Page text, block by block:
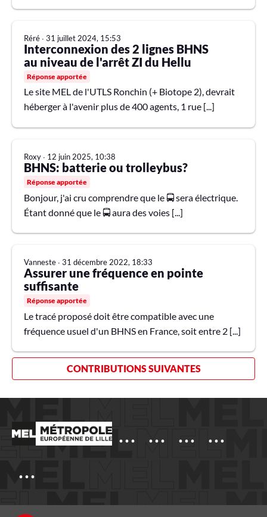
Réré ∙ 31 juillet 2024, 15:53
Interconnexion des 2 lignes BHNS
au niveau de l'arrêt ZI du Hellu
Réponse apportée
Le site MEL de l'UTLS Ronchin (+ Biotope 2), devrait
héberger à l'avenir plus de 400 agents, 1 rue [...]
Roxy ∙ 12 juin 2025, 10:38
BHNS: batterie ou trolleybus?
Réponse apportée
Bonjour, j'ai cru comprendre que le 🚍 sera électrique.
Étant donné que le 🚍 aura des voies [...]
Vanneste ∙ 31 décembre 2022, 18:33
Assurer une fréquence en pointe
suffisante
Réponse apportée
Le tracé proposé doit être compatible avec une
fréquence usuel d'un BHNS en France, soit entre 2 [...]
CONTRIBUTIONS SUIVANTES